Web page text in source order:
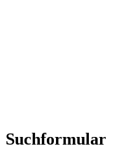
Suchformular